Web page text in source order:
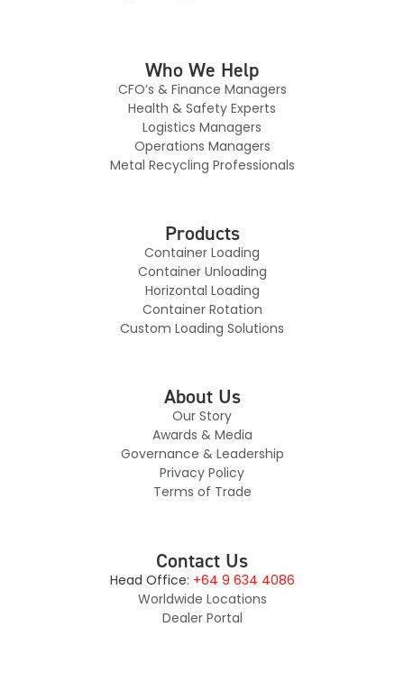
Who We Help
CFO’s & Finance Managers
Health & Safety Experts
Logistics Managers
Operations Managers
Metal Recycling Professionals
Products
Container Loading
Container Unloading
Horizontal Loading
Container Rotation
Custom Loading Solutions
About Us
Our Story
Awards & Media
Governance & Leadership
Privacy Policy
Terms of Trade
Contact Us
Head Office: +64 9 634 4086
Worldwide Locations
Dealer Portal